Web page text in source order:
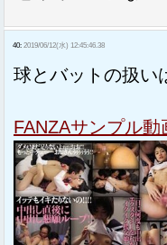
40: 2019/06/12(水) 12:45:46.38
球とバットの扱い
FANZAサンプル動